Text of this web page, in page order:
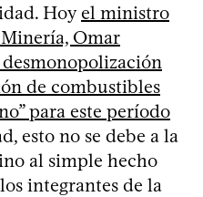
Hoyel ministro
Omar
de combustibles
para este período
esto no se debe a la
al simple hecho
integrantes de la